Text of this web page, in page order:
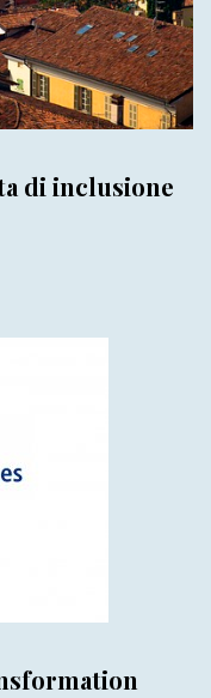
di inclusione